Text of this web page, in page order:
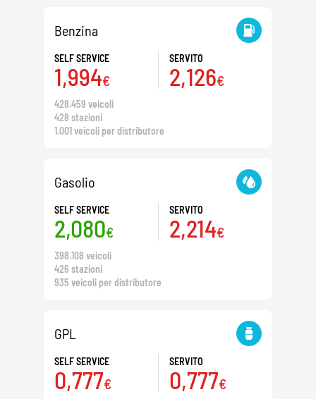
Benzina
SELF SERVICE
1,994€
SERVITO
2,126€
428.459 veicoli
428 stazioni
1.001 veicoli per distributore
Gasolio
SELF SERVICE
2,080€
SERVITO
2,214€
398.108 veicoli
426 stazioni
935 veicoli per distributore
GPL
SELF SERVICE
0,777€
SERVITO
0,777€